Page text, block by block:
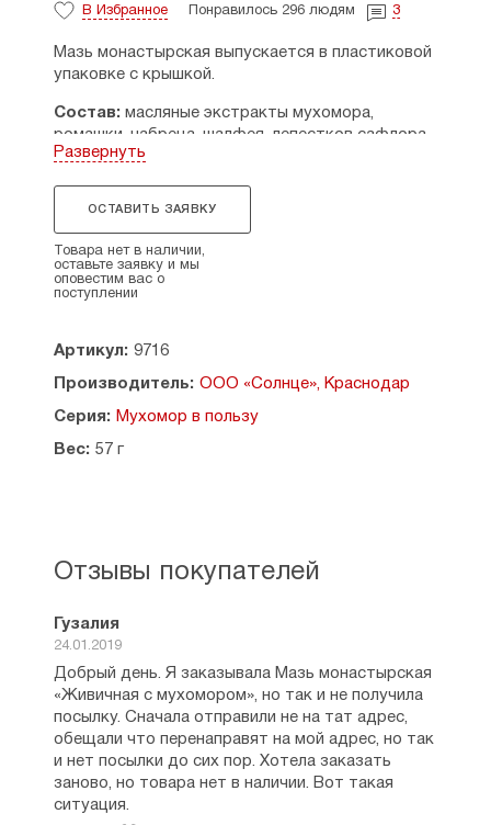
В Избранное Понравилось 296 людям 3
Мазь монастырская выпускается в пластиковой
упаковке с крышкой.
Состав: масляные экстракты мухомора,
ромашки, чабреца, шалфея, лепестков сафлора,
воск пчелиный, масляная вытяжка подмора
персиковое, мёд.
ранозаживляющим свойством, эффективно
снимает воспаления, оказывает бактерицидный,
дезинфицирующий, противоинфекционный
судорог, радикулита, боли в суставах. Помогает
устраняет бородавки, папиломы, трещины и
огрубения кожи.
Применение:
Противопоказания: индивидуальная
непереносимость.
Не является лекарственным средством.
Развернуть
ОСТАВИТЬ ЗАЯВКУ
Товара нет в наличии,
оставьте заявку и мы
оповестим вас о
поступлении
Артикул: 9716
Производитель: ООО «Солнце», Краснодар
Серия: Мухомор в пользу
Вес: 57 г
Отзывы покупателей
Гузалия
24.01.2019
Добрый день. Я заказывала Мазь монастырская
«Живичная с мухомором», но так и не получила
посылку. Сначала отправили не на тат адрес,
обещали что перенаправят на мой адрес, но так
и нет посылки до сих пор. Хотела заказать
заново, но товара нет в наличии. Вот такая
ситуация.